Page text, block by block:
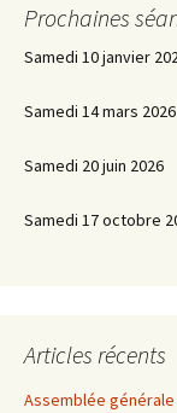
Prochaines
Samedi 10 janvier
Samedi 14 mars 2026
Samedi 20 juin 2026
Samedi 17 octobre
Articles récents
Assemblée générale